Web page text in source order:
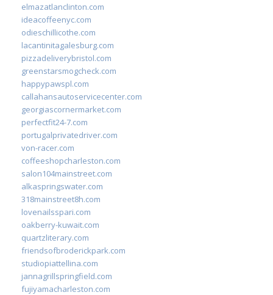
elmazatlanclinton.com
ideacoffeenyc.com
odieschillicothe.com
lacantinitagalesburg.com
pizzadeliverybristol.com
greenstarsmogcheck.com
happypawspl.com
callahansautoservicecenter.com
georgiascornermarket.com
perfectfit24-7.com
portugalprivatedriver.com
von-racer.com
coffeeshopcharleston.com
salon104mainstreet.com
alkaspringswater.com
318mainstreet8h.com
lovenailsspari.com
oakberry-kuwait.com
quartzliterary.com
friendsofbroderickpark.com
studiopiattellina.com
jannagrillspringfield.com
fujiyamacharleston.com